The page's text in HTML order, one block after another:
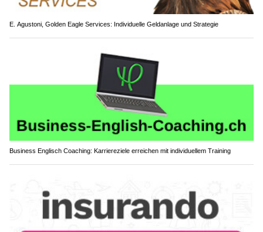
E. Agustoni, Golden Eagle Services: Individuelle Geldanlage und Strategie
Business Englisch Coaching: Karriereziele erreichen mit individuellem Training